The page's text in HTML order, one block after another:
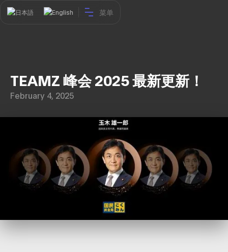
日本語 English 菜单
TEAMZ 峰会 2025 最新更新！
February 4, 2025